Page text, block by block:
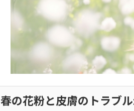
春の花粉と皮膚のトラブ